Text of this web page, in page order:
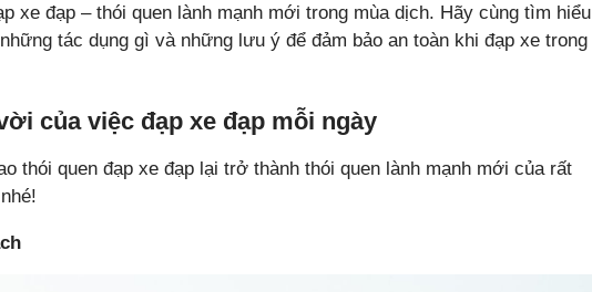
xe đạp – thói quen lành mạnh mới trong mùa dịch. Hãy cùng tìm hiểu
tác dụng gì và những lưu ý để đảm bảo an toàn khi đạp xe trong
của việc đạp xe đạp mỗi ngày
thói quen đạp xe đạp lại trở thành thói quen lành mạnh mới của rất